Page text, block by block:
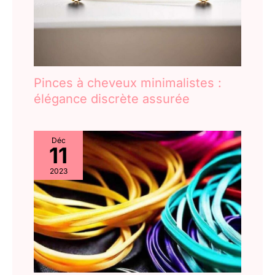
voyages, les célébrations, les mariages, les cérémonies de
Pinces à cheveux minimalistes :
élégance discrète assurée
Déc
11
2023